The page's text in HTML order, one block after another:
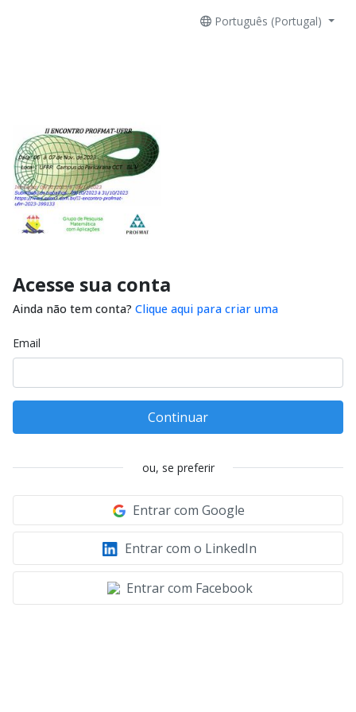
Português (Portugal)
Acesse sua conta
Ainda não tem conta? Clique aqui para criar uma
Email
Continuar
ou, se preferir
Entrar com Google
Entrar com o LinkedIn
Entrar com Facebook